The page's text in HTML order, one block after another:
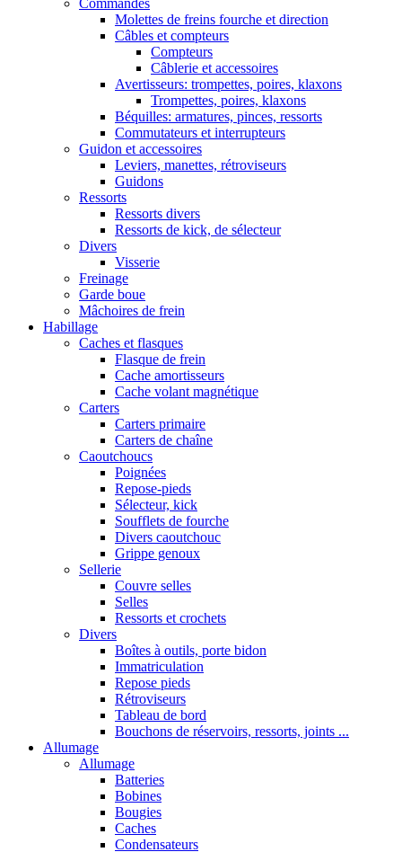
Commandes
Molettes de freins fourche et direction
Câbles et compteurs
Compteurs
Câblerie et accessoires
Avertisseurs: trompettes, poires, klaxons
Trompettes, poires, klaxons
Béquilles: armatures, pinces, ressorts
Commutateurs et interrupteurs
Guidon et accessoires
Leviers, manettes, rétroviseurs
Guidons
Ressorts
Ressorts divers
Ressorts de kick, de sélecteur
Divers
Visserie
Freinage
Garde boue
Mâchoires de frein
Habillage
Caches et flasques
Flasque de frein
Cache amortisseurs
Cache volant magnétique
Carters
Carters primaire
Carters de chaîne
Caoutchoucs
Poignées
Repose-pieds
Sélecteur, kick
Soufflets de fourche
Divers caoutchouc
Grippe genoux
Sellerie
Couvre selles
Selles
Ressorts et crochets
Divers
Boîtes à outils, porte bidon
Immatriculation
Repose pieds
Rétroviseurs
Tableau de bord
Bouchons de réservoirs, ressorts, joints ...
Allumage
Allumage
Batteries
Bobines
Bougies
Caches
Condensateurs